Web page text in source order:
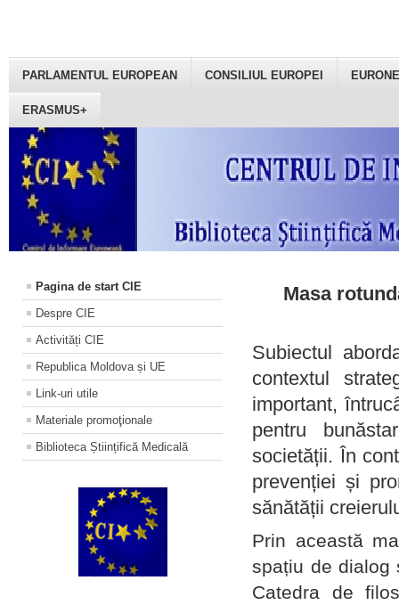
PARLAMENTUL EUROPEAN CONSILIUL EUROPEI
ERASMUS+
Pagina de start CIE
Despre CIE
Activități CIE
Republica Moldova și UE
Link-uri utile
Materiale promoţionale
Biblioteca Științifică Medicală
Masa
Subiectul
contextul
important,
pentru
societății. În
prevenției și
sănătății
Prin această
spațiu de dialog
Catedra de